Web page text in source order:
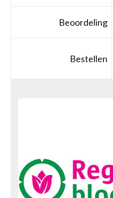
Beoordeling
Bestellen